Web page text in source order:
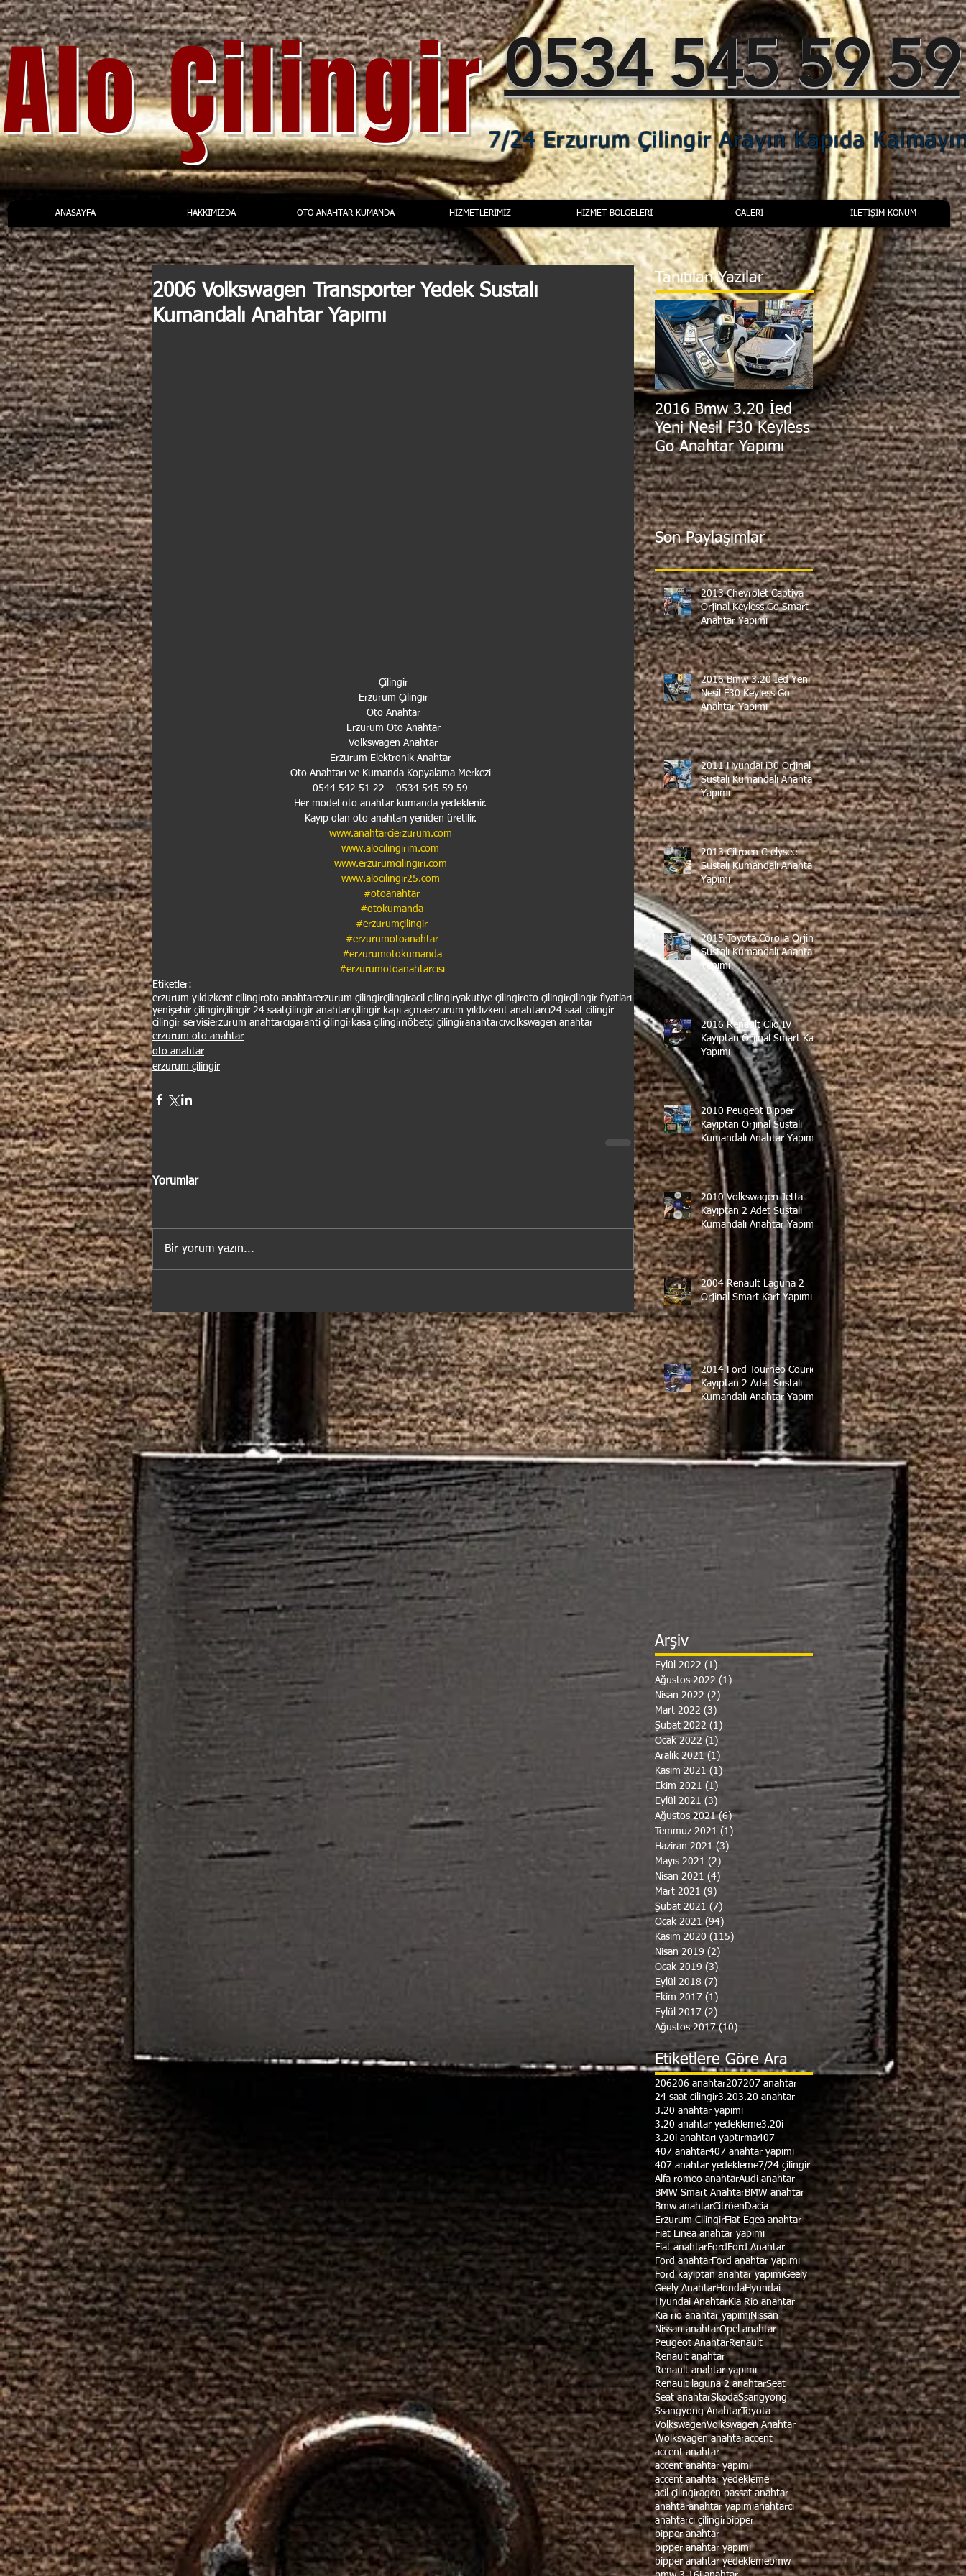
0534 545 59 59
Alo Çilingir7/24 Erzurum Çilingir Arayın Kapıda
ANASAYFA HAKKIMIZDA OTO ANAHTAR KUMANDA HİZMETLERİMİZ HİZMET BÖLGELERİ GALERİ İLETİŞİM KONUM
2006 Volkswagen Transporter Yedek Sustalı
Kumandalı Anahtar Yapımı
Çilingir
Erzurum Çilingir
Oto Anahtar
Erzurum Oto Anahtar
Volkswagen Anahtar
Erzurum Elektronik Anahtar
Oto Anahtarı ve Kumanda Kopyalama Merkezi
0544 542 51 22    0534 545 59 59
Her model oto anahtar kumanda yedeklenir.
Kayıp olan oto anahtarı yeniden üretilir.
www.anahtarcierzurum.com
www.alocilingirim.com
www.erzurumcilingiri.com
www.alocilingir25.com
#otoanahtar
#otokumanda
#erzurumçilingir
#erzurumotoanahtar
#erzurumotokumanda
#erzurumotoanahtarcısı
Etiketler:
erzurum yıldızkent çilingiroto anahtarerzurum çilingirçilingiracil çilingiryakutiye çilingiroto çilingirçilingir fiyatları
yenişehir çilingirçilingir 24 saatçilingir anahtarıçilingir kapı açmaerzurum yıldızkent anahtarcı24 saat cilingir
cilingir servisierzurum anahtarcıgaranti çilingirkasa çilingirnöbetçi çilingiranahtarcıvolkswagen anahtar
erzurum oto anahtar
oto anahtar
erzurum çilingir
Yorumlar
Bir yorum yazın...
Tanıtılan Yazılar
2016 Bmw 3.20 İed
Yeni Nesil F30 Keyless
Go Anahtar Yapımı
2011 Hyundai i30
Orjinal Sustalı
Kumandalı Anahtar
Yapımı
Son Paylaşımlar
2013 Chevrolet Captiva
Orjinal Keyless Go Smart
Anahtar Yapımı
2016 Bmw 3.20 İed Yeni
Nesil F30 Keyless Go
Anahtar Yapımı
2011 Hyundai i30 Orjinal
Sustalı Kumandalı Anahtar
Yapımı
2013 Citroen C-elysee
Sustalı Kumandalı Anahtar
Yapımı
2015 Toyota Corolla Orjinal
Sustalı Kumandalı Anahtar
Yapımı
2016 Renault Clio IV
Kayıptan Orjinal Smart Kart
Yapımı
2010 Peugeot Bipper
Kayıptan Orjinal Sustalı
Kumandalı Anahtar Yapımı
2010 Volkswagen Jetta
Kayıptan 2 Adet Sustalı
Kumandalı Anahtar Yapımı
2004 Renault Laguna 2
Orjinal Smart Kart Yapımı
2014 Ford Tourneo Courier
Kayıptan 2 Adet Sustalı
Kumandalı Anahtar Yapımı
Arşiv
Eylül 2022 (1)
Ağustos 2022 (1)
Nisan 2022 (2) 2 yazı
Mart 2022 (3)
Şubat 2022 (1)
Ocak 2022 (1) 1 yazı
Aralık 2021 (1)
Kasım 2021 (1) 1 yazı
Ekim 2021 (1)
Eylül 2021 (3)
Ağustos 2021 (6)6 yazı
Temmuz 2021 (1)
Haziran 2021 (3)
Mayıs 2021 (2)
Nisan 2021 (4)
Mart 2021 (9) 9 yazı
Şubat 2021 (7) 7 yazı
Ocak 2021 (94)
Kasım 2020 (115)
Nisan 2019 (2)
Ocak 2019 (3)
Eylül 2018 (7)
Ekim 2017 (1)
Eylül 2017 (2)
Ağustos 2017 (10)10 yazı
Etiketlere Göre Ara
206206 anahtar207207 anahtar
24 saat cilingir3.203.20 anahtar
3.20 anahtar yapımı
3.20 anahtar yedekleme3.20i
3.20i anahtarı yaptırma407
407 anahtar407 anahtar yapımı
407 anahtar yedekleme7/24 çilingir
Alfa romeo anahtarAudi anahtar
BMW Smart AnahtarBMW anahtar
Bmw anahtarCitröen Dacia
Erzurum CilingirFiat Egea anahtar
Fiat Linea anahtar yapımı
Fiat anahtarFordFord Anahtar
Ford anahtarFord anahtar yapımı
Ford kayıptan anahtar yapımıGeely
Geely AnahtarHondaHyundai
Hyundai AnahtarKia Rio anahtar
Kia rio anahtar yapımıNissan
Nissan anahtarOpel anahtar
Peugeot AnahtarRenault
Renault anahtar
Renault anahtar yapımı
Renault laguna 2 anahtarSeat
Seat anahtarSkodaSsangyong
Ssangyong AnahtarToyota
VolkswagenVolkswagen Anahtar
Wolksvagen anahtaraccent
accent anahtar
accent anahtar yapımı
accent anahtar yedekleme
acil çilingiragen passat anahtar
anahtaranahtar yapımıanahtarcı
anahtarcı çilingirbipper
bipper anahtar
bipper anahtar yapımı
bipper anahtar yedeklemebmw